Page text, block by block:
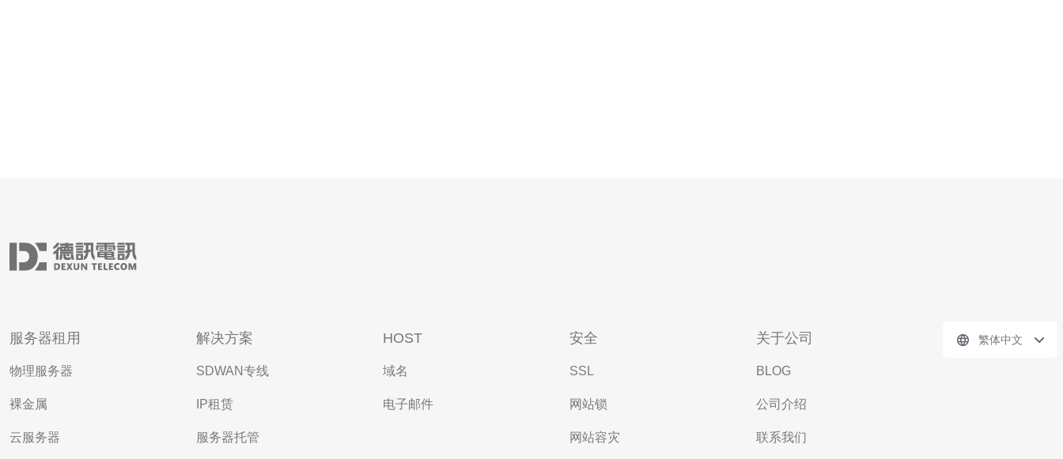
服务器租用
物理服务器
裸金属
云服务器
解决方案
SDWAN专线
IP租赁
服务器托管
HOST
域名
电子邮件
安全
SSL
网站锁
网站容灾
关于公司
BLOG
公司介绍
联系我们
繁体中文